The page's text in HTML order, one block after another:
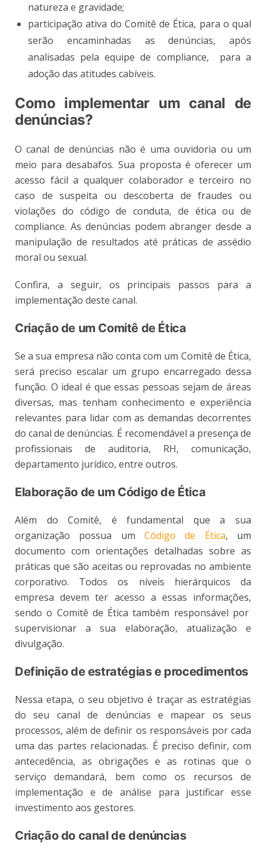
natureza e gravidade;
participação ativa do Comitê de Ética, para o qual
serão encaminhadas as denúncias, após
analisadas pela equipe de compliance, para a
adoção das atitudes cabíveis.
Como implementar um canal de
denúncias?
O canal de denúncias não é uma ouvidoria ou um
meio para desabafos. Sua proposta é oferecer um
acesso fácil a qualquer colaborador e terceiro no
caso de suspeita ou descoberta de fraudes ou
violações do código de conduta, de ética ou de
compliance. As denúncias podem abranger desde a
manipulação de resultados até práticas de assédio
moral ou sexual.
Confira, a seguir, os principais passos para a
implementação deste canal.
Criação de um Comitê de Ética
Se a sua empresa não conta com um Comitê de Ética,
será preciso escalar um grupo encarregado dessa
função. O ideal é que essas pessoas sejam de áreas
diversas, mas tenham conhecimento e experiência
relevantes para lidar com as demandas decorrentes
do canal de denúncias. É recomendável a presença de
profissionais de auditoria, RH, comunicação,
departamento jurídico, entre outros.
Elaboração de um Código de Ética
Além do Comitê, é fundamental que a sua
organização possua um Código de Ética, um
documento com orientações detalhadas sobre as
práticas que são aceitas ou reprovadas no ambiente
corporativo. Todos os níveis hierárquicos da
empresa devem ter acesso a essas informações,
sendo o Comitê de Ética também responsável por
supervisionar a sua elaboração, atualização e
divulgação.
Definição de estratégias e procedimentos
Nessa etapa, o seu objetivo é traçar as estratégias
do seu canal de denúncias e mapear os seus
processos, além de definir os responsáveis por cada
uma das partes relacionadas. É preciso definir, com
antecedência, as obrigações e as rotinas que o
serviço demandará, bem como os recursos de
implementação e de análise para justificar esse
investimento aos gestores.
Criação do canal de denúncias